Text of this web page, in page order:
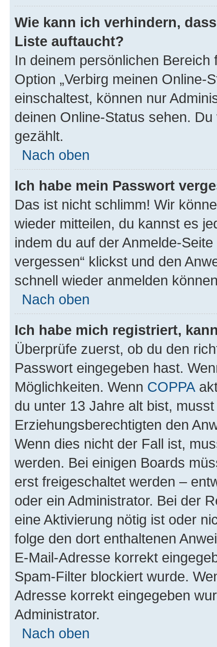
Wie kann ich verhindern,
Liste auftaucht?
In deinem persönlichen
Option „Verbirg meinen Online-
einschaltest, können nur
deinen Online-Status sehen.
gezählt.
Nach oben
Ich habe mein Passwort
Das ist nicht schlimm! Wir
wieder mitteilen, du kannst es
indem du auf der Anmelde-
vergessen“ klickst und den
schnell wieder anmelden
Nach oben
Ich habe mich registriert,
Überprüfe zuerst, ob du den
Passwort eingegeben hast.
Möglichkeiten. Wenn COPPA
du unter 13 Jahre alt bist,
Erziehungsberechtigten den
Wenn dies nicht der Fall ist,
werden. Bei einigen Boards
erst freigeschaltet werden –
oder ein Administrator. Bei der
eine Aktivierung nötig ist oder
folge den dort enthaltenen
E-Mail-Adresse korrekt
Spam-Filter blockiert wurde.
Adresse korrekt eingegeben
Administrator.
Nach oben